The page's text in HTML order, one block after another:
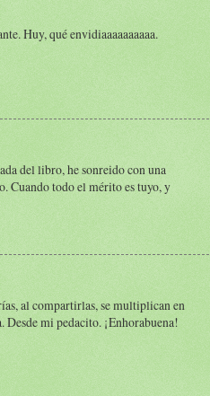
Huy, qué envidiaaaaaaaaaa.
del libro, he sonreido con una
Cuando todo el mérito es tuyo, y
al compartirlas, se multiplican en
mi pedacito. ¡Enhorabuena!